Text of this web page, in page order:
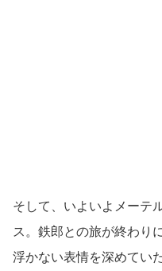
そして、いよいよメーテ
ス。鉄郎との旅が終わり
浮かない表情を深めてい